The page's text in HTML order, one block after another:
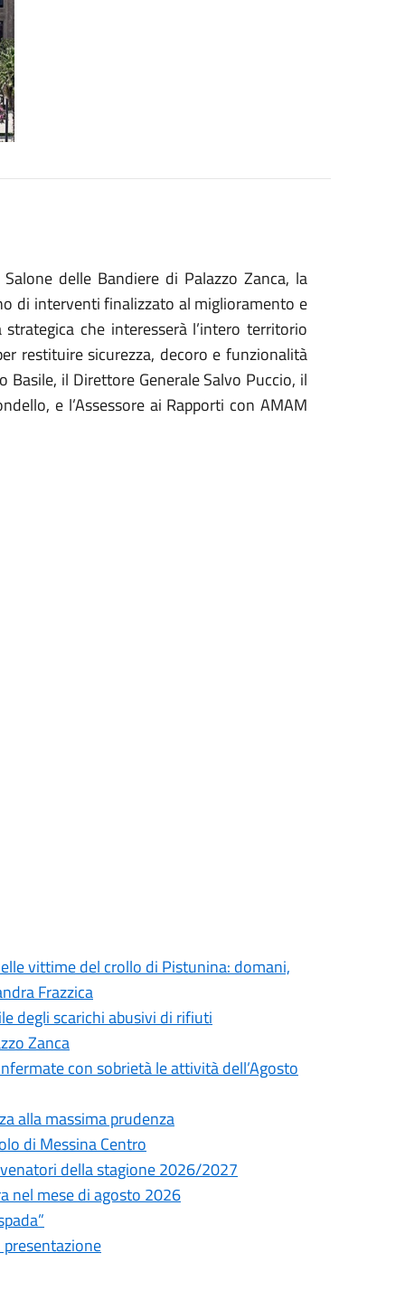
delle Bandiere di Palazzo Zanca, la
di interventi finalizzato al miglioramento e
strategica che interesserà l’intero territorio
restituire sicurezza, decoro e funzionalità
Basile, il Direttore Generale Salvo Puccio, il
e l’Assessore ai Rapporti con AMAM
vittime del crollo di Pistunina: domani,
Frazzica
degli scarichi abusivi di rifiuti
Zanca
con sobrietà le attività dell’Agosto
alla massima prudenza
di Messina Centro
della stagione 2026/2027
nel mese di agosto 2026